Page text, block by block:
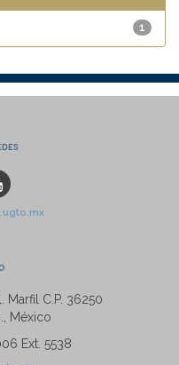
1
Marfil C.P. 36250
México
Ext. 5538